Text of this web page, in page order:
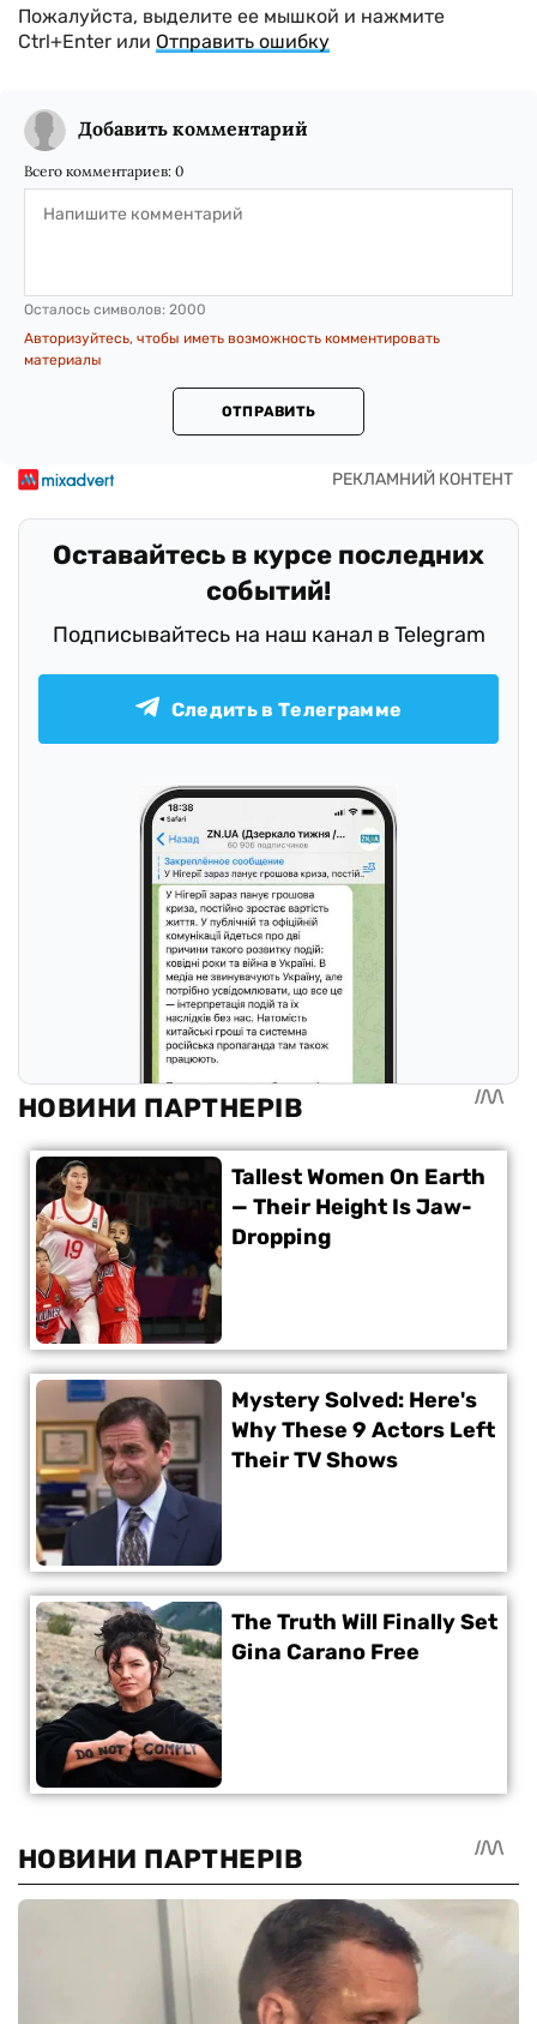
Пожалуйста, выделите ее мышкой и нажмите
Ctrl+Enter или Отправить ошибку
Добавить комментарий
Всего комментариев: 0
Осталось символов: 2000
Авторизуйтесь, чтобы иметь возможность комментировать
материалы
ОТПРАВИТЬ
Оставайтесь в курсе последних
событий!
Подписывайтесь на наш канал в Telegram
Следить в Телеграмме